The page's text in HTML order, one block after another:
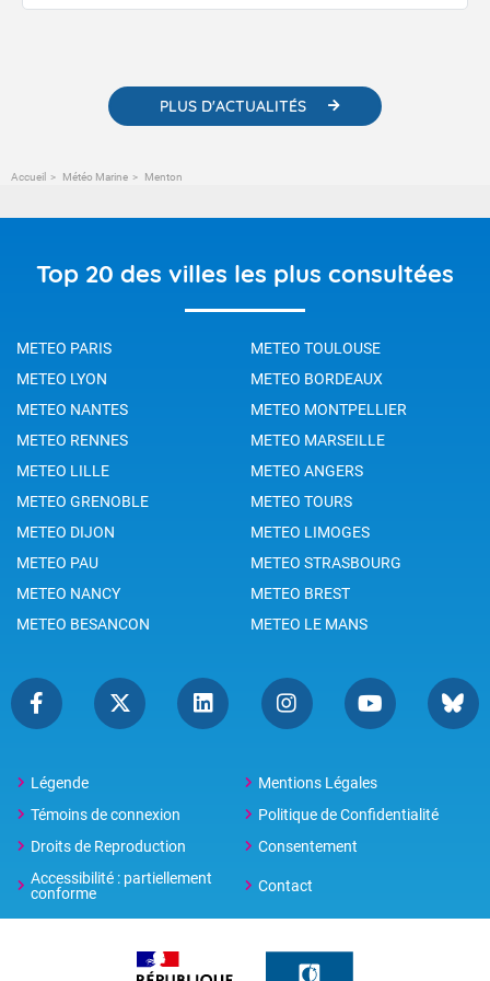
publications. Vous y trouverez également des liens utiles vers nos
PLUS D'ACTUALITÉS
Accueil Météo Marine Menton
Top 20 des villes les plus consultées
METEO PARIS
METEO TOULOUSE
METEO LYON
METEO BORDEAUX
METEO NANTES
METEO MONTPELLIER
METEO RENNES
METEO MARSEILLE
METEO LILLE
METEO ANGERS
METEO GRENOBLE
METEO TOURS
METEO DIJON
METEO LIMOGES
METEO PAU
METEO STRASBOURG
METEO NANCY
METEO BREST
METEO BESANCON
METEO LE MANS
Légende
Mentions Légales
Témoins de connexion
Politique de Confidentialité
Droits de Reproduction
Consentement
Accessibilité : partiellement
conforme
Contact